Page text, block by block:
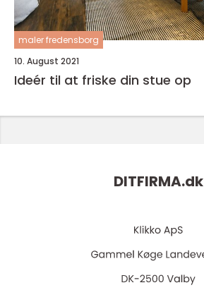
maler fredensborg
10. August 2021
Ideér til at friske din stue op
DITFIRMA.dk